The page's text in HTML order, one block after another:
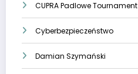
CUPRA Padlowe Tournament
Cyberbezpieczeństwo
Damian Szymański